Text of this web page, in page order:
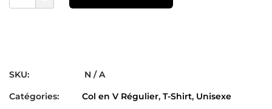
SKU:
N / A
Catégories:
Col en V Régulier, T-Shirt, Unisexe